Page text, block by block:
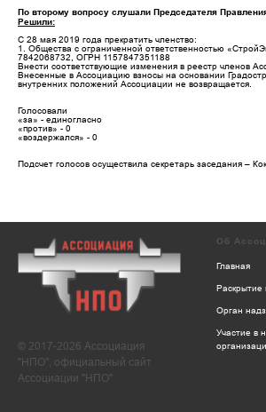
По второму вопросу слушали Председателя
Решили:
С 28 мая 2019 года прекратить членство:
1. Общества с ограниченной ответственностью
7842068732, ОГРН 1157847351188
Внести соответствующие изменения в реестр членов
Внесенные в Ассоциацию взносы на основании
внутренних положений Ассоциации не возвращается.
Голосовали
«за» - единогласно
«против» - 0
«воздержался» - 0
Подсчет голосов осуществила секретарь заседания –
© 2017-2026 Ассоциация
"НПО", официальный сайт
Ассоциации "НПО"
Об
Главная
Орган
Участие в